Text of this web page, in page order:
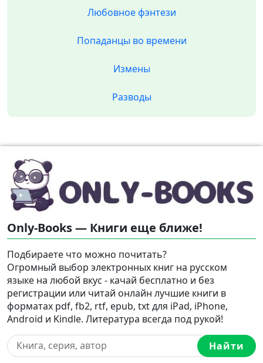
Любовное фэнтези
Попаданцы во времени
Измены
Разводы
Only-Books — Книги еще ближе!
Подбираете что можно почитать?
Огромный выбор электронных книг на русском
языке на любой вкус - качай бесплатно и без
регистрации или читай онлайн лучшие книги в
форматах pdf, fb2, rtf, epub, txt для iPad, iPhone,
Android и Kindle. Литература всегда под рукой!
Найти